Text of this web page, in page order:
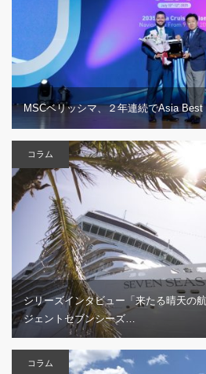
MSCベリッシマ、２年連続でAsia
コラム
シリーズインタビュー「来たる晴天の
ジェントセブンシーズ…
コラム